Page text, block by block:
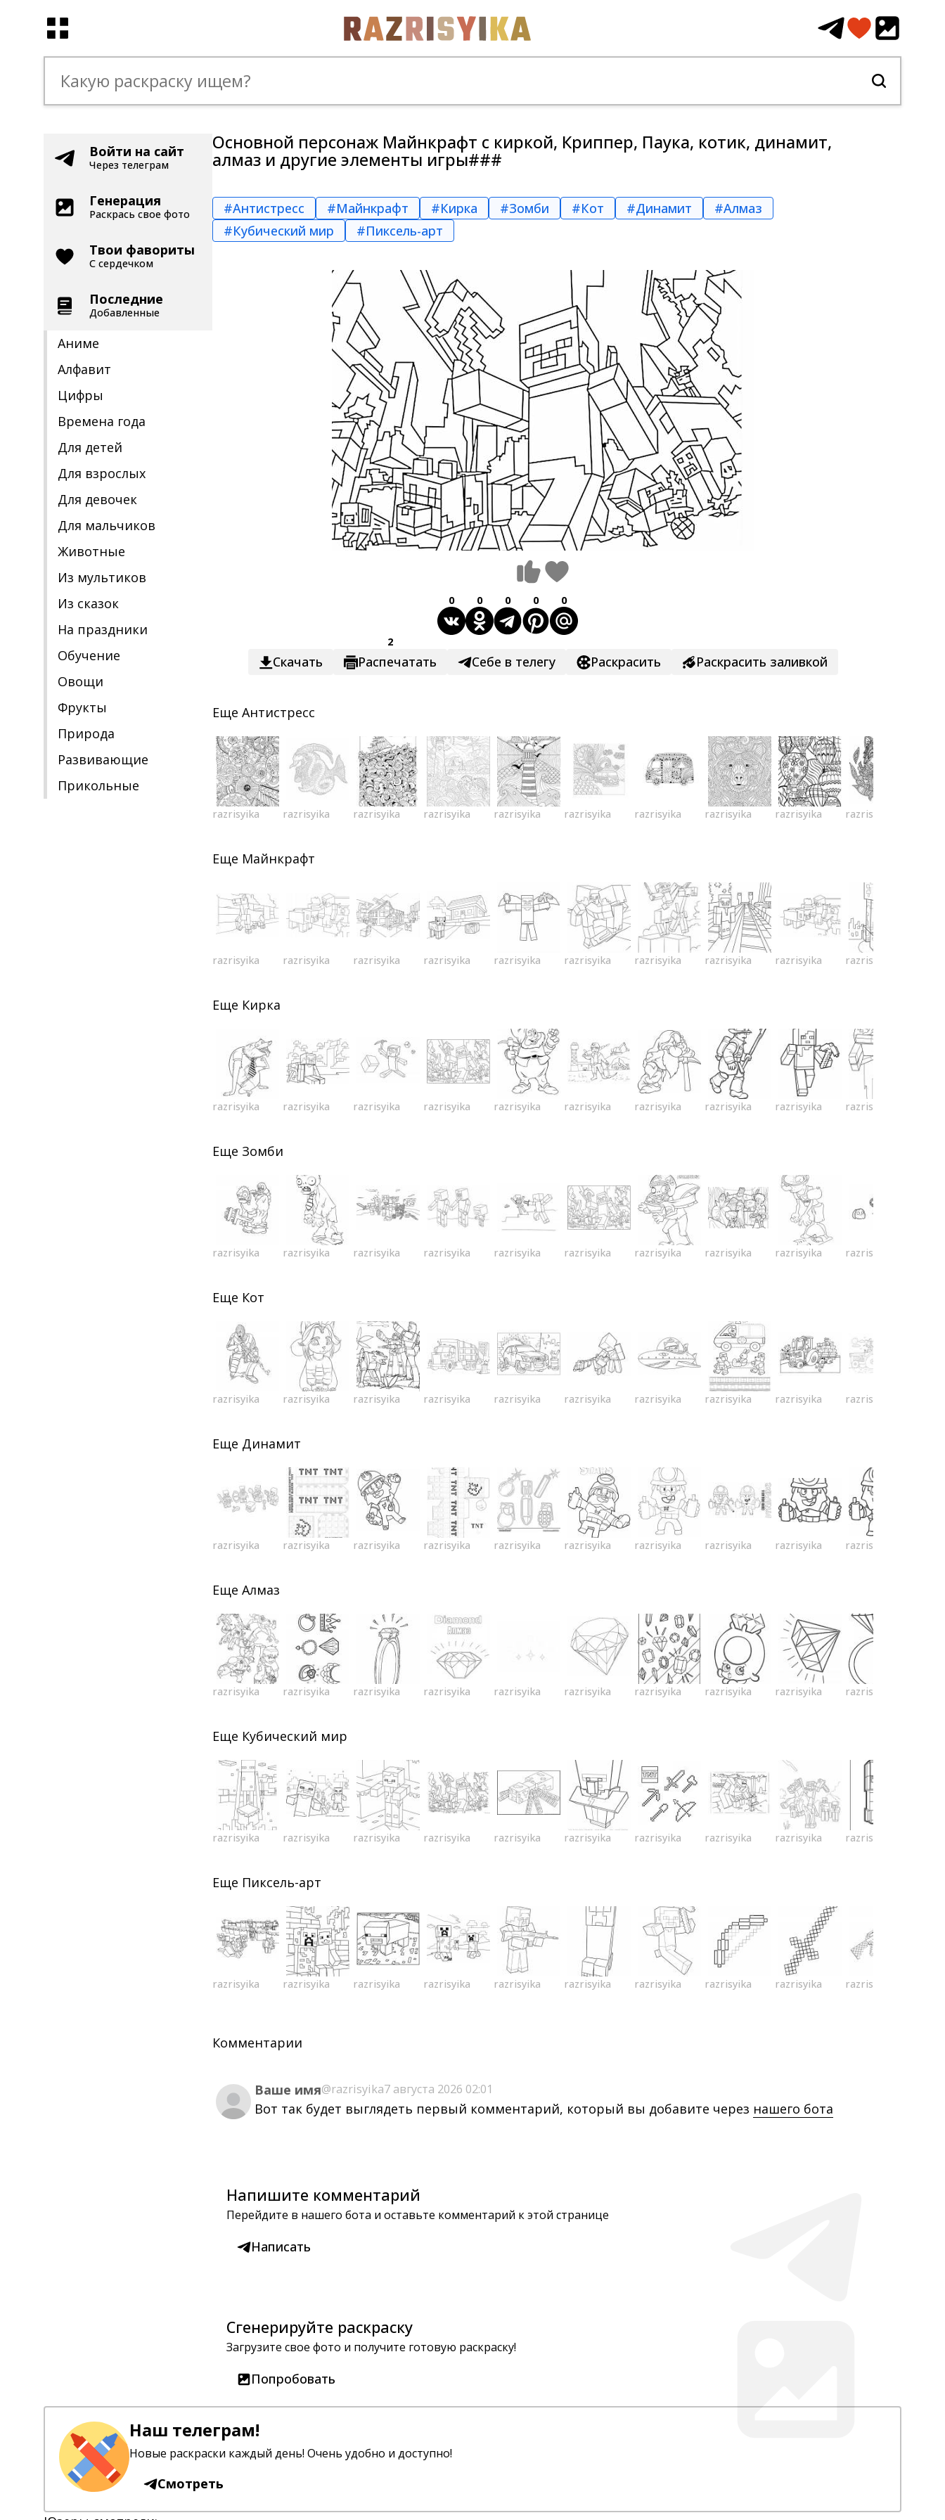
Войти на сайт
Через телеграм
Генерация
Раскрась свое фото
Твои фавориты
С сердечком
Последние
Добавленные
Аниме
Алфавит
Цифры
Времена года
Для детей
Для взрослых
Для девочек
Для мальчиков
Животные
Из мультиков
Из сказок
На праздники
Обучение
Овощи
Фрукты
Природа
Развивающие
Прикольные
Основной персонаж Майнкрафт с киркой, Криппер, Паука, котик, динамит,
алмаз и другие элементы игры###
#Антистресс #Майнкрафт #Кирка #Зомби #Кот #Динамит
#Алмаз
#Кубический мир
#Пиксель-арт
0 0 0 0 0
Скачать
2
Распечатать Себе в телегу Раскрасить Раскрасить заливкой
Еще Антистресс
razrisyika razrisyika razrisyika razrisyika razrisyika razrisyika razrisyika razrisyika razrisyika razrisyika
Еще Майнкрафт
razrisyika razrisyika razrisyika razrisyika razrisyika razrisyika razrisyika razrisyika razrisyika razrisyika
Еще Кирка
razrisyika razrisyika razrisyika razrisyika razrisyika razrisyika razrisyika razrisyika razrisyika razrisyika
Еще Зомби
razrisyika razrisyika razrisyika razrisyika razrisyika razrisyika razrisyika razrisyika razrisyika razrisyika
Еще Кот
razrisyika razrisyika razrisyika razrisyika razrisyika razrisyika razrisyika razrisyika razrisyika razrisyika
Еще Динамит
razrisyika razrisyika razrisyika razrisyika razrisyika razrisyika razrisyika razrisyika razrisyika razrisyika
Еще Алмаз
razrisyika razrisyika razrisyika razrisyika razrisyika razrisyika razrisyika razrisyika razrisyika razrisyika
Еще Кубический мир
razrisyika razrisyika razrisyika razrisyika razrisyika razrisyika razrisyika razrisyika razrisyika razrisyika
Еще Пиксель-арт
razrisyika razrisyika razrisyika razrisyika razrisyika razrisyika razrisyika razrisyika razrisyika razrisyika
Комментарии
Ваше имя@razrisyika7 августа 2026 02:01
Вот так будет выглядеть первый комментарий, который вы добавите через нашего бота
Напишите комментарий
Перейдите в нашего бота и оставьте комментарий к этой странице
Написать
Сгенерируйте раскраску
Загрузите свое фото и получите готовую раскраску!
Попробовать
Наш телеграм!
Новые раскраски каждый день! Очень удобно и доступно!
Смотреть